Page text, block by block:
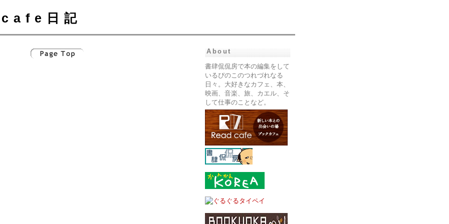
cafe日記
About
書肆侃侃房で本の編集をして
いるぴのこのつれづれなる
日々。大好きなカフェ、本、
映画、音楽、旅、カエル、そ
して仕事のことなど。